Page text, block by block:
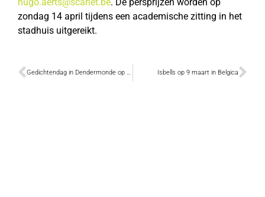
zondag 14 april tijdens een academische zitting in het
stadhuis uitgereikt.
Gedichtendag in Dendermonde op 30 en 31 januari Isbells op 9 maart in Belgica